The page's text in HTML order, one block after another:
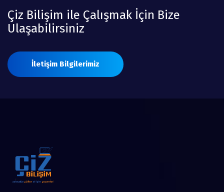
Çiz Bilişim ile Çalışmak İçin Bize
Ulaşabilirsiniz
İletişim Bilgilerimiz